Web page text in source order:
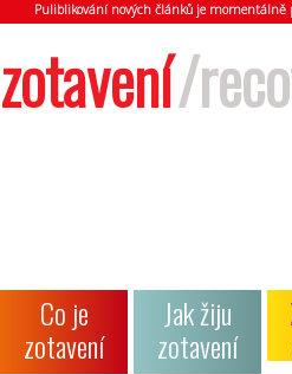
Puliblikování nových článků je momentálně
zotavení/
Co je
zotavení
Jak žiju
zotavení